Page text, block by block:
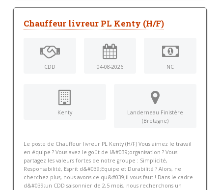
Chauffeur livreur PL Kenty (H/F)
CDD 04-08-2026 NC
Kenty
Landerneau Finistère
(Bretagne)
Le poste de Chauffeur livreur PL Kenty (H/F) Vous aimez le travail
en équipe ? Vous avez le goût de l&#039;organisation ? Vous
partagez les valeurs fortes de notre groupe : Simplicité,
Responsabilité, Esprit d&#039;Equipe et Durabilité ? Alors, ne
cherchez plus, nous avons ce qu&#039;il vous faut ! Dans le cadre
d&#039;un CDD saisonnier de 2,5 mois, nous recherchons un